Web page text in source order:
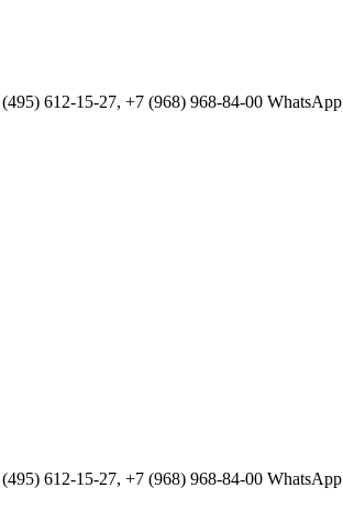
612-15-27, +7 (968) 968-84-00 WhatsApp
612-15-27, +7 (968) 968-84-00 WhatsApp